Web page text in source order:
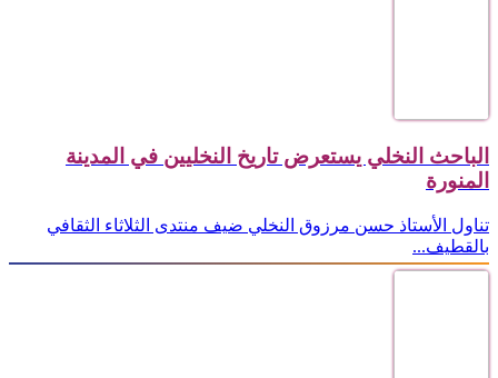
الباحث النخلي يستعرض تاريخ النخليين في المدينة
المنورة
تناول الأستاذ حسن مرزوق النخلي ضيف منتدى الثلاثاء الثقافي
بالقطيف...